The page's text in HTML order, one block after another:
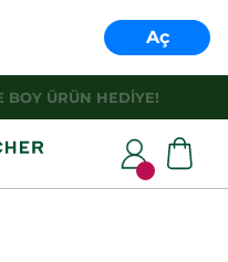
Aç
BOY ÜRÜN HEDİYE!